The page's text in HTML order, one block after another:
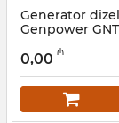
Generator dizel
Genpower
009001017
0,00 ₼